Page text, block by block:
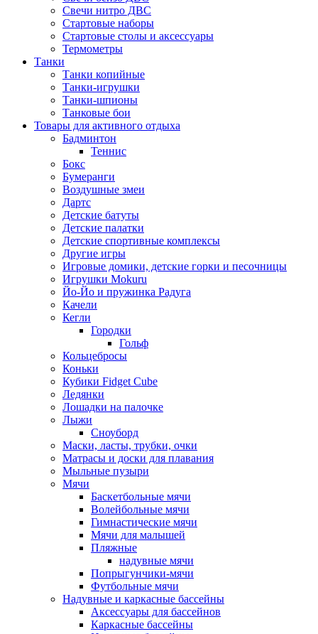
Свечи нитро ДВС
Стартовые наборы
Стартовые столы и аксессуары
Термометры
Танки
Танки копийные
Танки-игрушки
Танки-шпионы
Танковые бои
Товары для активного отдыха
Бадминтон
Теннис
Бокс
Бумеранги
Воздушные змеи
Дартс
Детские батуты
Детские палатки
Детские спортивные комплексы
Другие игры
Игровые домики, детские горки и песочницы
Игрушки Mokuru
Йо-Йо и пружинка Радуга
Качели
Кегли
Городки
Гольф
Кольцебросы
Коньки
Кубики Fidget Cube
Ледянки
Лошадки на палочке
Лыжи
Сноуборд
Маски, ласты, трубки, очки
Матрасы и доски для плавания
Мыльные пузыри
Мячи
Баскетбольные мячи
Волейбольные мячи
Гимнастические мячи
Мячи для малышей
Пляжные
надувные мячи
Попрыгунчики-мячи
Футбольные мячи
Надувные и каркасные бассейны
Аксессуары для бассейнов
Каркасные бассейны